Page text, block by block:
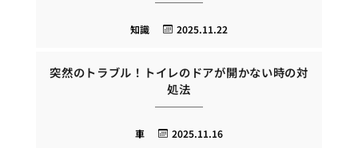
2025.11.22
知識
突然のトラブル！トイレのドアが開かない時の対
処法
2025.11.16
車